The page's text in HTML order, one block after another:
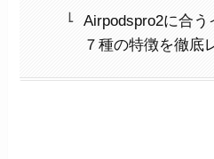
Airpodspro2に合う
７種の特徴を徹底